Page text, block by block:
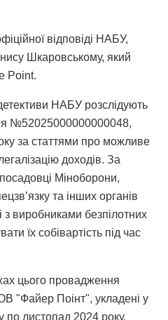
відповіді НАБУ,
Шкаровському, який
Point.
НАБУ розслідують
№52025000000000048,
за статтями про можливе
доходів. За
Міноборони,
та інших органів
з виробниками безпілотних
їх собівартість під час
цього провадження
"Файер Поінт", укладені у
по листопад 2024 року.